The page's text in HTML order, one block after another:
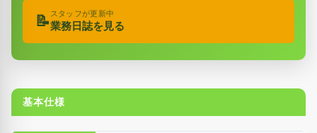
📝 スタッフが更新中
業務日誌を見る
基本仕様